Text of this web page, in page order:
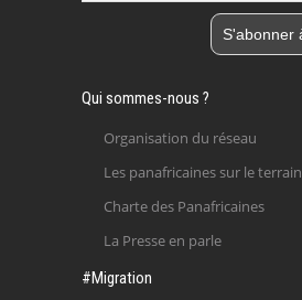
Qui sommes-nous ?
Organisation du réseau
Les panafricaines sur le terrain
Charte des Panafricaines
La Presse en parle
#Migration